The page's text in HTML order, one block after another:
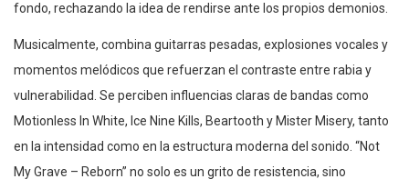
fondo, rechazando la idea de rendirse ante los propios demonios.
Musicalmente, combina guitarras pesadas, explosiones vocales y
momentos melódicos que refuerzan el contraste entre rabia y
vulnerabilidad. Se perciben influencias claras de bandas como
Motionless In White, Ice Nine Kills, Beartooth y Mister Misery, tanto
en la intensidad como en la estructura moderna del sonido. “Not
My Grave – Reborn” no solo es un grito de resistencia, sino